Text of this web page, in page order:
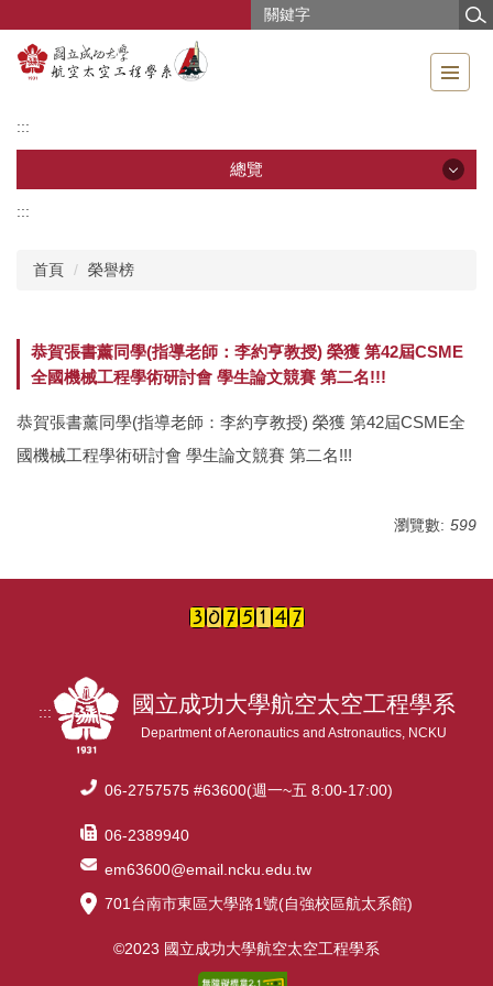
主
容
區
:::
總覽
公告訊息
成員介紹
教學研究
常用表單
我要捐款
實習專區
航太系友
:::
首頁 榮譽榜
恭賀張書薰同學(指導老師：李約亨教授) 榮獲 第42屆CSME
全國機械工程學術研討會 學生論文競賽 第二名!!!
恭賀張書薰同學(指導老師：李約亨教授) 榮獲 第42屆CSME全
國機械工程學術研討會 學生論文競賽 第二名!!!
瀏覽數: 599
::: 國立成功大學航空太空工程學系
Department of Aeronautics and Astronautics, NCKU
06-2757575 #63600(週一~五 8:00-17:00)
06-2389940
em63600@email.ncku.edu.tw
701台南市東區大學路1號(自強校區航太系館)
©2023 國立成功大學航空太空工程學系